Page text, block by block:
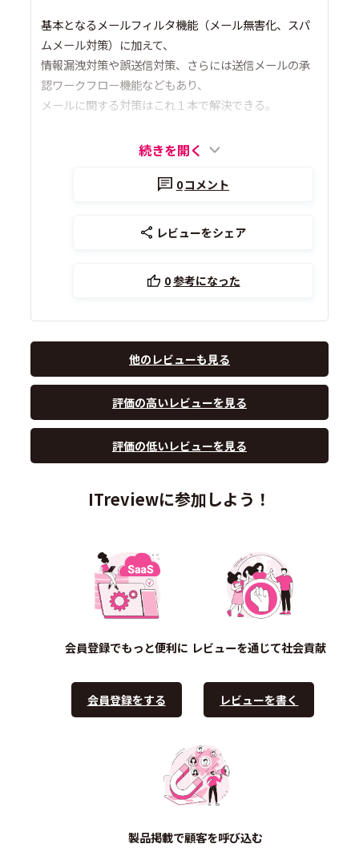
基本となるメールフィルタ機能（メール無害化、スパ
ムメール対策）に加えて、
情報漏洩対策や誤送信対策、さらには送信メールの承
認ワークフロー機能などもあり、
メールに関する対策はこれ１本で解決できる。
続きを開く
0コメント
レビューをシェア
0参考になった
他のレビューも見る
評価の高いレビューを見る
評価の低いレビューを見る
ITreviewに参加しよう！
会員登録でもっと便利に
会員登録をする
レビューを通じて社会貢献
レビューを書く
製品掲載で顧客を呼び込む